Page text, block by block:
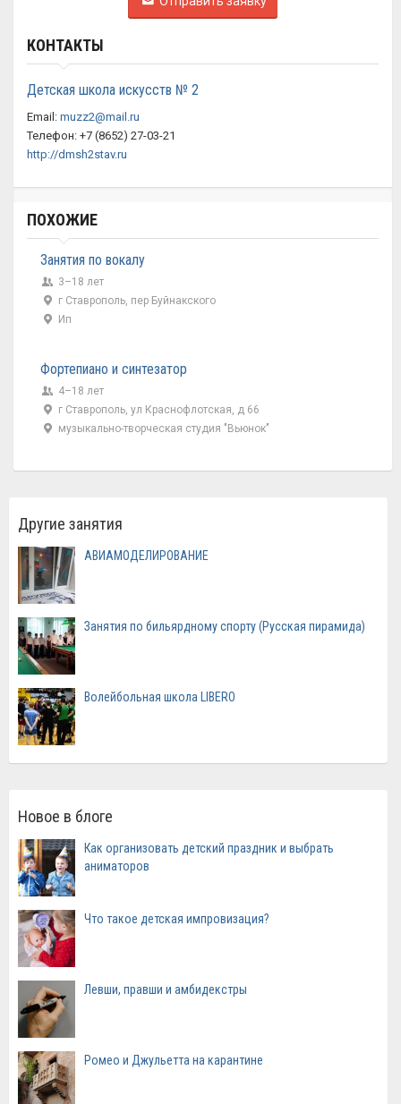
КОНТАКТЫ
Детская школа искусств № 2
Email: muzz2@mail.ru
Телефон: +7 (8652) 27-03-21
http://dmsh2stav.ru
ПОХОЖИЕ
Занятия по вокалу
3–18 лет
г Ставрополь, пер Буйнакского
Ип
Фортепиано и синтезатор
4–18 лет
г Ставрополь, ул Краснофлотская, д 66
музыкально-творческая студия "Вьюнок"
Другие занятия
АВИАМОДЕЛИРОВАНИЕ
Занятия по бильярдному спорту (Русская пирамида)
Волейбольная школа LIBERO
Новое в блоге
Как организовать детский праздник и выбрать
аниматоров
Что такое детская импровизация?
Левши, правши и амбидекстры
Ромео и Джульетта на карантине